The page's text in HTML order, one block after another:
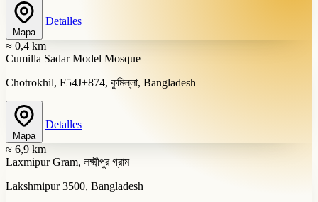
Mapa
Detalles
≈ 0,4 km
Cumilla Sadar Model Mosque
Chotrokhil, F54J+874, কুমিল্লা, Bangladesh
Mapa
Detalles
≈ 6,9 km
Laxmipur Gram, লক্ষ্মীপুর গ্রাম
Lakshmipur 3500, Bangladesh